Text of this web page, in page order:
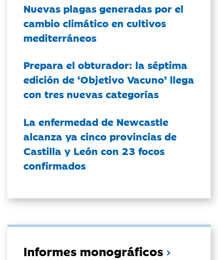
Nuevas plagas generadas por el
cambio climático en cultivos
mediterráneos
Prepara el obturador: la séptima
edición de ‘Objetivo Vacuno’ llega
con tres nuevas categorías
La enfermedad de Newcastle
alcanza ya cinco provincias de
Castilla y León con 23 focos
confirmados
Informes monográficos